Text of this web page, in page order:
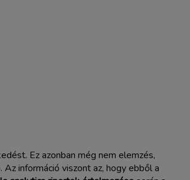
Ez azonban még nem elemzés,
információ viszont az, hogy ebből a